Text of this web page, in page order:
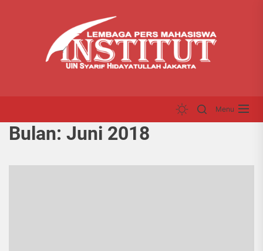
Menu
Bulan: Juni 2018